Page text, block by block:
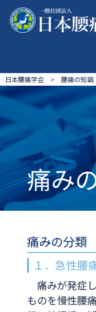
日本腰痛学会
> 腰痛の知識
痛み
痛みの分類
１．急性腰
痛みが発症
ものを慢性腰